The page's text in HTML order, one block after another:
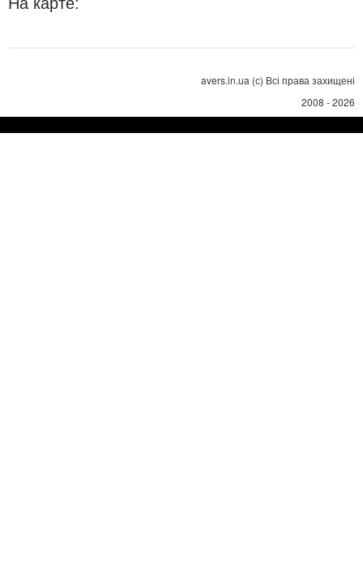
На карте:
avers.in.ua (с) Всі права захищені
2008 - 2026